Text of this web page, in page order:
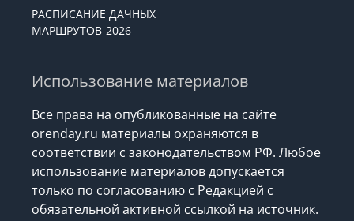
РАСПИСАНИЕ ДАЧНЫХ
МАРШРУТОВ-2026
Использование материалов
Все права на опубликованные на сайте
orenday.ru материалы охраняются в
соответствии с законодательством РФ. Любое
использование материалов допускается
только по согласованию с Редакцией с
обязательной активной ссылкой на источник.